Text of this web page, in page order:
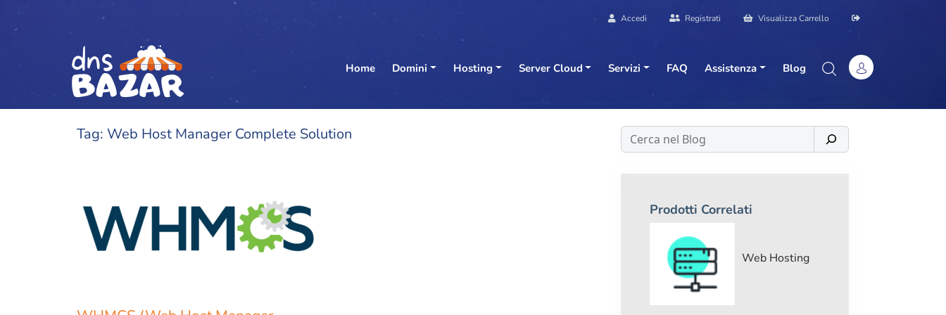
Accedi Registrati Visualizza Carrello
Home Domini Hosting Server Cloud Servizi FAQ Assistenza Blog
Tag: Web Host Manager Complete Solution Cerca
Prodotti Correlati
Web Hosting